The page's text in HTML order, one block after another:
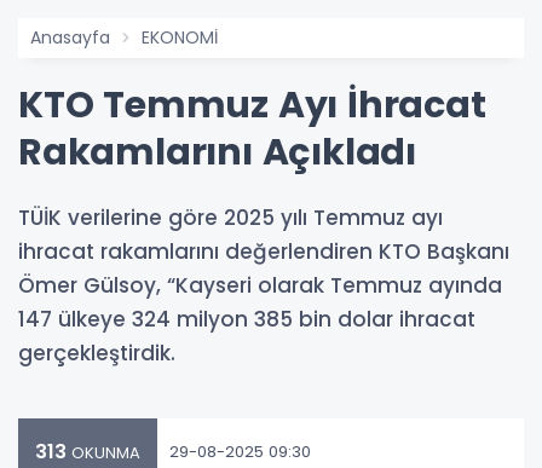
Anasayfa EKONOMİ
KTO Temmuz Ayı İhracat
Rakamlarını Açıkladı
TÜİK verilerine göre 2025 yılı Temmuz ayı
ihracat rakamlarını değerlendiren KTO Başkanı
Ömer Gülsoy, “Kayseri olarak Temmuz ayında
147 ülkeye 324 milyon 385 bin dolar ihracat
gerçekleştirdik.
313 OKUNMA 29-08-2025 09:30